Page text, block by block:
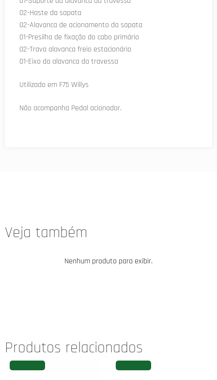
02-Haste da sapata
02-Alavanca de acionamento da sapata
01-Presilha de fixação do cabo primário
02-Trava alavanca freio estacionário
01-Eixo da alavanca da travessa
Utilizado em F75 Willys
Não acompanha Pedal acionador.
Veja também
Nenhum produto para exibir.
Produtos relacionados